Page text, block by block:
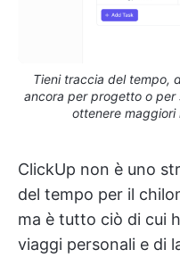
Tieni traccia del tempo,
ancora per progetto o per
ottenere maggiori
ClickUp non è uno
del tempo per il
ma è tutto ciò di cui
viaggi personali e di